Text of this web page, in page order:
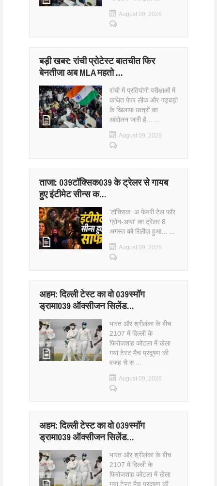
August 09, 2026
बड़ी खबर: रांची प्रोटेस्ट बातचीत फिर
बेनतीजा अब MLA महतो …
रांची में प्रतियोगी परीक्षाओं में
कथित पेपर लीक और गड़बड़ी
के खिलाफ छात्रों का
आंदोलन जारी है... ...
August 09, 2026
ताजा: 039टॉक्सिक039 के ट्रेलर से गायब
हुए इंटीमेट सीन्स क…
'टॉक्सिक: अ फेयरी टेल फॉर
ग्रोन-अप्स' का ट्रेलर 8
अगस्त को रिलीज़ हुआ... ...
August 09, 2026
अहम: दिल्ली टेस्ट का वो 039स्मॉग
ड्रामा039 ऑक्सीजन सिलेंड…
भारत और श्रीलंका के बीच
2107 में दिल्ली के
फिरोजशाह कोटला में खेला
गया टेस्ट मैच प्रदूषण की
वजह से स ...
August 09, 2026
अहम: दिल्ली टेस्ट का वो 039स्मॉग
ड्रामा039 ऑक्सीजन सिलेंड…
भारत और श्रीलंका के बीच
2107 में दिल्ली के
फिरोजशाह कोटला में खेला
गया टेस्ट मैच प्रदूषण की